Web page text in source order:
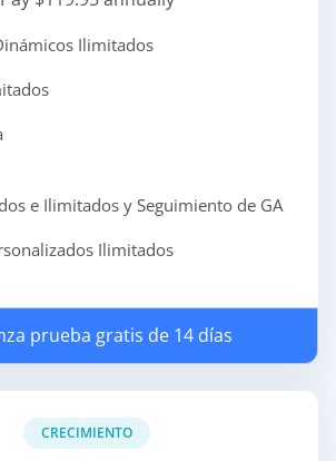
Ilimitados
e Ilimitados y Seguimiento de GA
Ilimitados
prueba gratis de 14 días
CRECIMIENTO